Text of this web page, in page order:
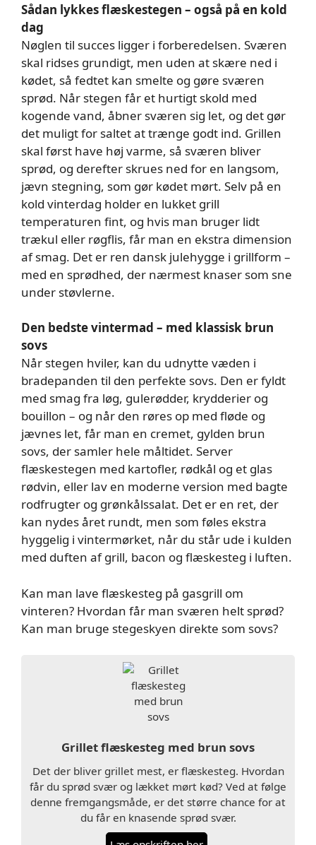
Sådan lykkes flæskestegen – også på en kold
dag
Nøglen til succes ligger i forberedelsen. Sværen
skal ridses grundigt, men uden at skære ned i
kødet, så fedtet kan smelte og gøre sværen
sprød. Når stegen får et hurtigt skold med
kogende vand, åbner sværen sig let, og det gør
det muligt for saltet at trænge godt ind. Grillen
skal først have høj varme, så sværen bliver
sprød, og derefter skrues ned for en langsom,
jævn stegning, som gør kødet mørt. Selv på en
kold vinterdag holder en lukket grill
temperaturen fint, og hvis man bruger lidt
trækul eller røgflis, får man en ekstra dimension
af smag. Det er ren dansk julehygge i grillform –
med en sprødhed, der nærmest knaser som sne
under støvlerne.
Den bedste vintermad – med klassisk brun
sovs
Når stegen hviler, kan du udnytte væden i
bradepanden til den perfekte sovs. Den er fyldt
med smag fra løg, gulerødder, krydderier og
bouillon – og når den røres op med fløde og
jævnes let, får man en cremet, gylden brun
sovs, der samler hele måltidet. Server
flæskestegen med kartofler, rødkål og et glas
rødvin, eller lav en moderne version med bagte
rodfrugter og grønkålssalat. Det er en ret, der
kan nydes året rundt, men som føles ekstra
hyggelig i vintermørket, når du står ude i kulden
med duften af grill, bacon og flæskesteg i luften.
Kan man lave flæskesteg på gasgrill om
vinteren? Hvordan får man sværen helt sprød?
Kan man bruge stegeskyen direkte som sovs?
Grillet flæskesteg med brun sovs
Det der bliver grillet mest, er flæskesteg. Hvordan
får du sprød svær og lækket mørt kød? Ved at følge
denne fremgangsmåde, er det større chance for at
du får en knasende sprød svær.